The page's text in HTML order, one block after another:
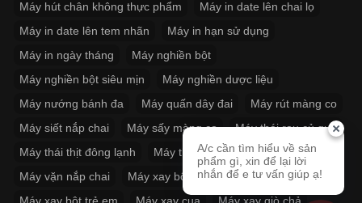
Máy hút chân không thực phẩm
Máy in date lên chai lọ
Máy in date lên tem nhãn
Máy in hạn sử dụng
Máy in ngày tháng
Máy nghiền bột
Máy nghiền bột siêu mịn
Máy nghiền dược liệu
Máy nướng bánh đa
Máy quấn dây đai
Máy rút màng co
Máy siết nắp chai
Máy sấy màng co
Máy thái rau củ quả
Máy thái thịt đông lạnh
Máy thít dây đai
Máy vặn nắp chai
Máy xay bột khô
Máy xay bột siêu mịn
A/c cần tìm hiểu về sản
phẩm gì, xin để lại lời
nhắn để e tư vấn giúp ạ!